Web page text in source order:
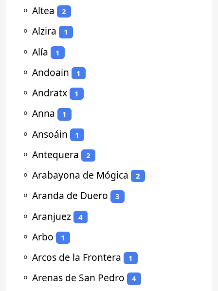
⚬ Altea 2
⚬ Alzira 1
⚬ Alía 1
⚬ Andoain 1
⚬ Andratx 1
⚬ Anna 1
⚬ Ansoáin 1
⚬ Antequera 2
⚬ Arabayona de Mógica 2
⚬ Aranda de Duero 3
⚬ Aranjuez 4
⚬ Arbo 1
⚬ Arcos de la Frontera 1
⚬ Arenas de San Pedro 4